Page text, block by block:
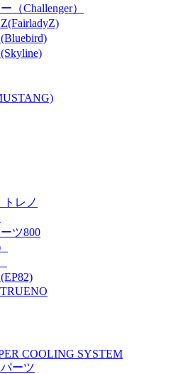
（Challenger）
トレノ
ツ800
COOLING SYSTEM
ーツ